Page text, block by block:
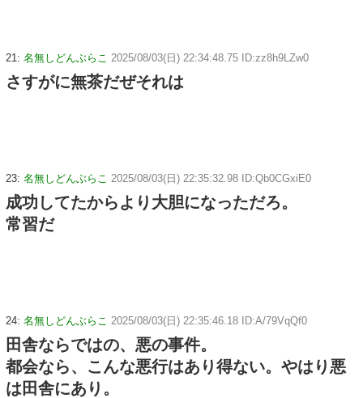
21: 名無しどんぶらこ 2025/08/03(日) 22:34:48.75 ID:zz8h9LZw0
さすがに無茶だぜそれは
23: 名無しどんぶらこ 2025/08/03(日) 22:35:32.98 ID:Qb0CGxiE0
成功してたからより大胆になっただろ。
常習だ
24: 名無しどんぶらこ 2025/08/03(日) 22:35:46.18 ID:A/79VqQf0
田舎ならではの、悪の事件。
都会なら、こんな悪行はあり得ない。やはり悪
は田舎にあり。